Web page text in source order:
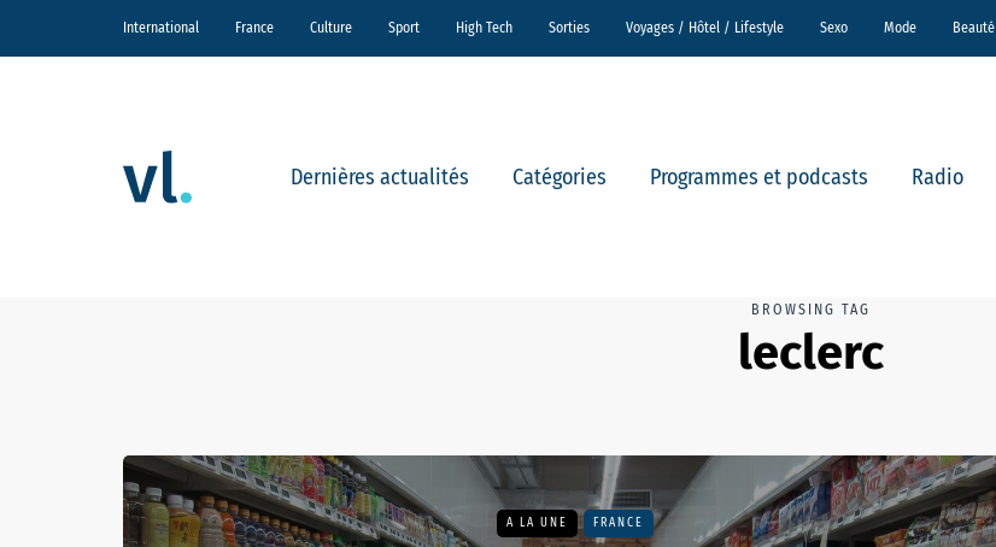
International France Culture Sport High Tech Sorties Voyages / Hôtel / Lifestyle Sexo Mode Beauté
Dernières actualités Catégories Programmes et podcasts Radio
BROWSING TAG
leclerc
A LA UNE FRANCE